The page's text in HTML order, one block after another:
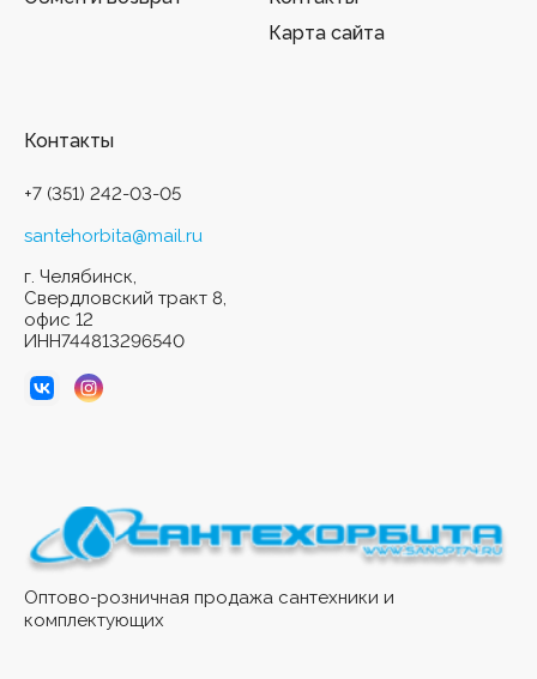
Оптово-розничная продажа сантехники и
комплектующих
Карта сайта
Контакты
+7 (351) 242-03-05
santehorbita@mail.ru
г. Челябинск,
Свердловский тракт 8,
офис 12
ИНН744813296540